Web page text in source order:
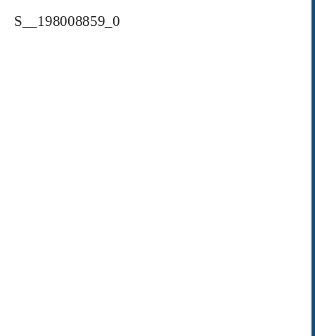
S__198008859_0